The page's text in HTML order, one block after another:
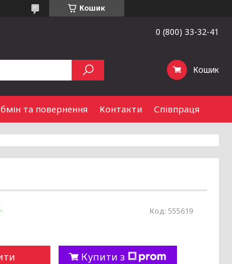
Кошик
0 (800) 33-32-41
Кошик
та повернення Контакти Співпраця
Код:555619
Купити з